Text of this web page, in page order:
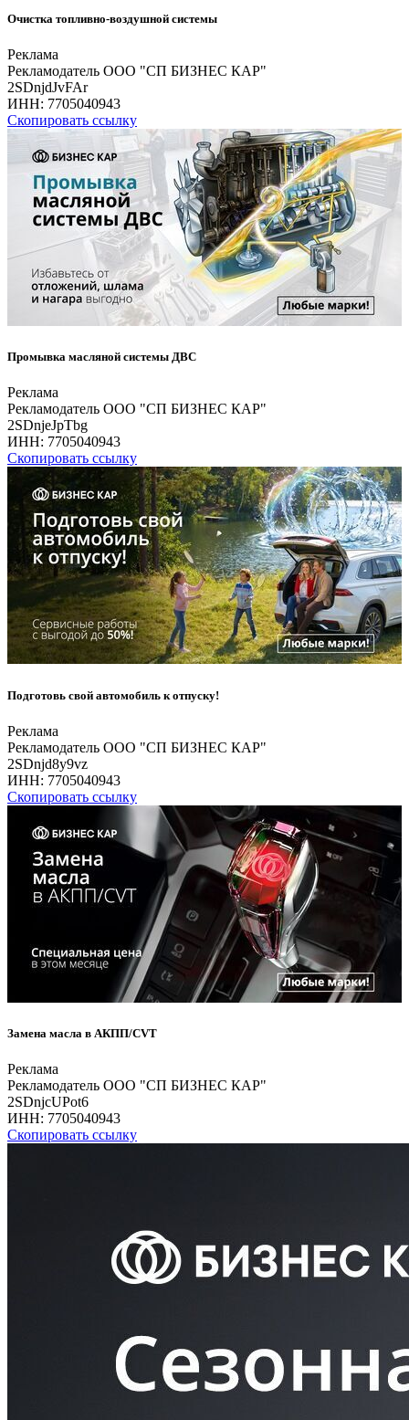
Очистка топливно-воздушной системы
Реклама
Рекламодатель ООО "СП БИЗНЕС КАР"
2SDnjdJvFAr
ИНН: 7705040943
Скопировать ссылку
Промывка масляной системы ДВС
Реклама
Рекламодатель ООО "СП БИЗНЕС КАР"
2SDnjeJpTbg
ИНН: 7705040943
Скопировать ссылку
Подготовь свой автомобиль к отпуску!
Реклама
Рекламодатель ООО "СП БИЗНЕС КАР"
2SDnjd8y9vz
ИНН: 7705040943
Скопировать ссылку
Замена масла в АКПП/CVT
Реклама
Рекламодатель ООО "СП БИЗНЕС КАР"
2SDnjcUPot6
ИНН: 7705040943
Скопировать ссылку